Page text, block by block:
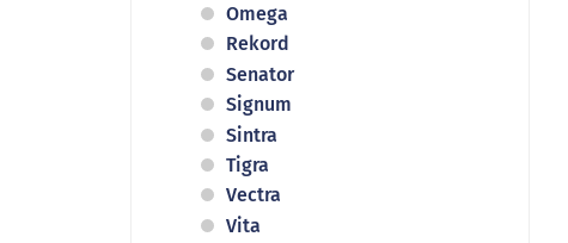
Omega
Rekord
Senator
Signum
Sintra
Tigra
Vectra
Vita